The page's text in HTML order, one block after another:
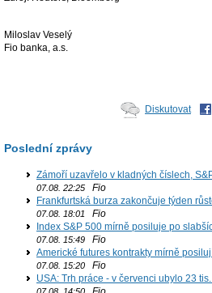
Miloslav Veselý
Fio banka, a.s.
Diskutovat
Poslední zprávy
Zámoří uzavřelo v kladných číslech,
07.08. 22:25 Fio
Frankfurtská burza zakončuje týden
07.08. 18:01
Fio
Index S&P 500 mírně posiluje po
07.08. 15:49 Fio
Americké futures kontrakty mírně
07.08. 15:20 Fio
USA: Trh práce - v červenci ubylo 23